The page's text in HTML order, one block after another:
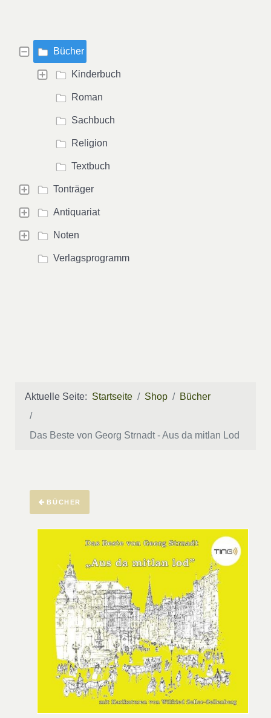
Bücher
Kinderbuch
Roman
Sachbuch
Religion
Textbuch
Tonträger
Antiquariat
Noten
Verlagsprogramm
Aktuelle Seite: Startseite Shop Bücher
Das Beste von Georg Strnadt - Aus da mitlan Lod
BÜCHER